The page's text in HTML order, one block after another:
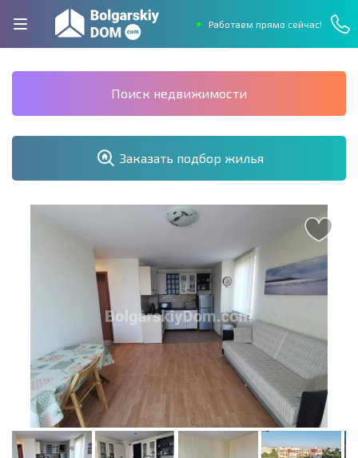
Работаем прямо сейчас!
Поиск недвижимости
Заказать подбор жилья